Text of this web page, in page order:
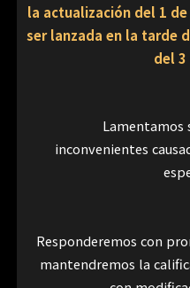
la actualización del 1
ser lanzada en la tarde
del
Lamentamos
inconvenientes
Responderemos con
mantendremos la